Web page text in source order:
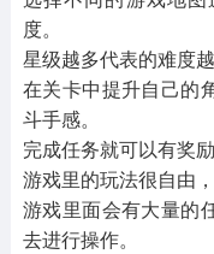
度。
星级越多代表的难度
在关卡中提升自己的
斗手感。
完成任务就可以有奖
游戏里的玩法很自由
游戏里面会有大量的
去进行操作。